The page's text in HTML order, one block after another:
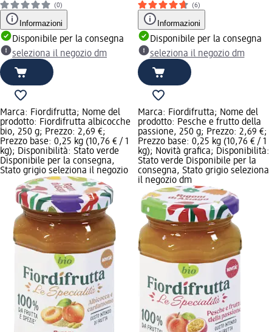
(0)
Informazioni
Disponibile per la consegna
seleziona il negozio dm
(6)
Informazioni
Disponibile per la consegna
seleziona il negozio dm
Marca: Fiordifrutta; Nome del
prodotto: Fiordifrutta albicocche
bio, 250 g; Prezzo: 2,69 €;
Prezzo base: 0,25 kg (10,76 € / 1
kg); Disponibilità: Stato verde
Disponibile per la consegna,
Stato grigio seleziona il negozio
Marca: Fiordifrutta; Nome del
prodotto: Pesche e frutto della
passione, 250 g; Prezzo: 2,69 €;
Prezzo base: 0,25 kg (10,76 € / 1
kg); Novità grafica; Disponibilità:
Stato verde Disponibile per la
consegna, Stato grigio seleziona
il negozio dm